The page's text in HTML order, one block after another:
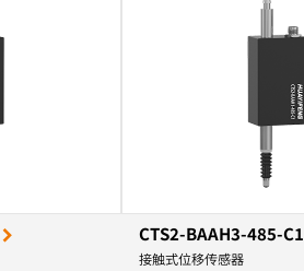
CTS2-BAAH3-485-C1
接触式位移传感器